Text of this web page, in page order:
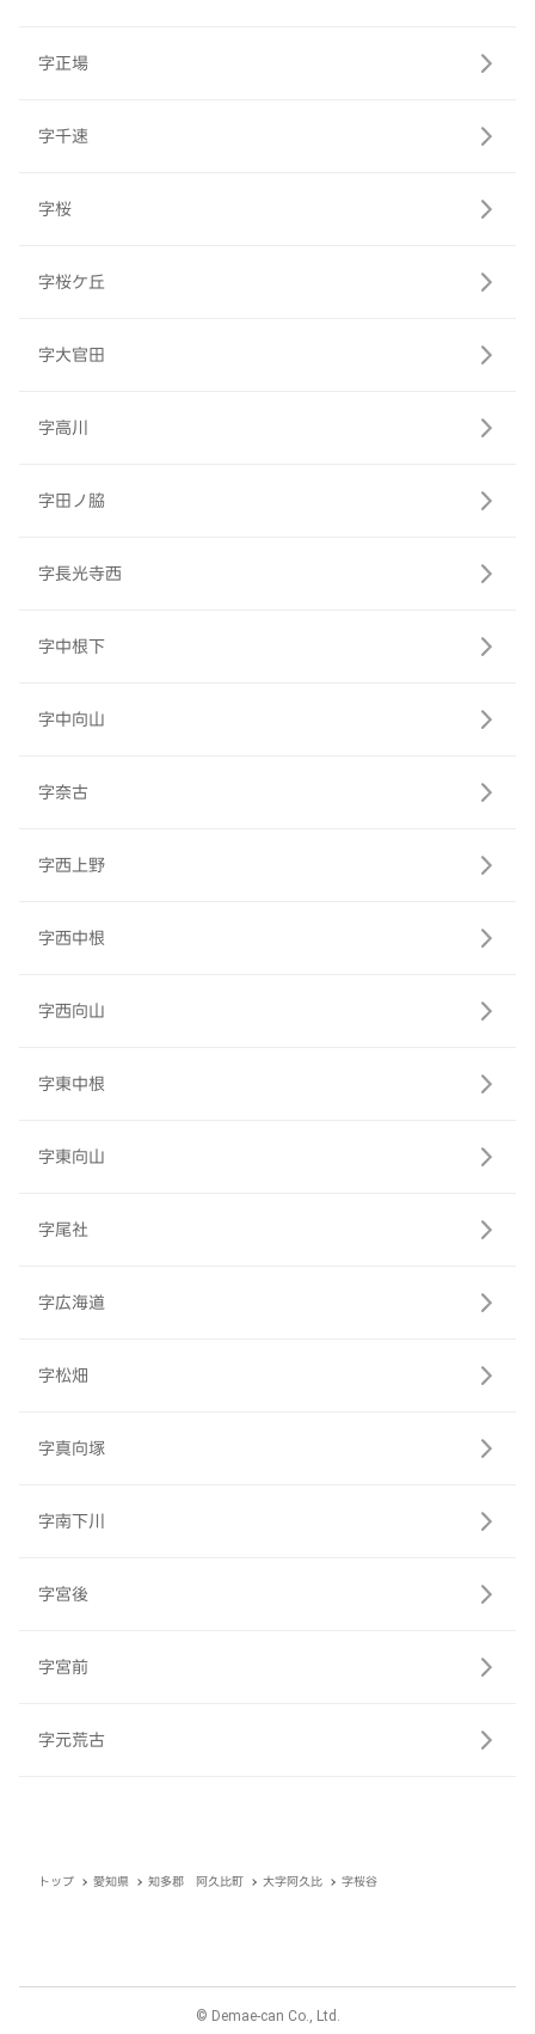
字正場
字千速
字桜
字桜ケ丘
字大官田
字高川
字田ノ脇
字長光寺西
字中根下
字中向山
字奈古
字西上野
字西中根
字西向山
字東中根
字東向山
字尾社
字広海道
字松畑
字真向塚
字南下川
字宮後
字宮前
字元荒古
トップ 愛知県 知多郡 阿久比町 大字阿久比 字桜谷
© Demae-can Co., Ltd.